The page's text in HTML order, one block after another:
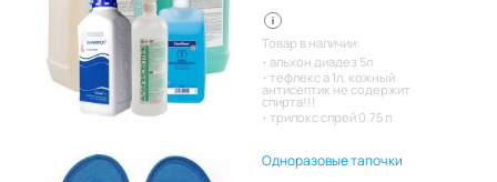
Товар в наличии:
альхон диадез 5л
тефлекс а 1л, кожный
антисептик не содержит
спирта!!!
трилокс спрей 0.75 л
Одноразовые тапочки